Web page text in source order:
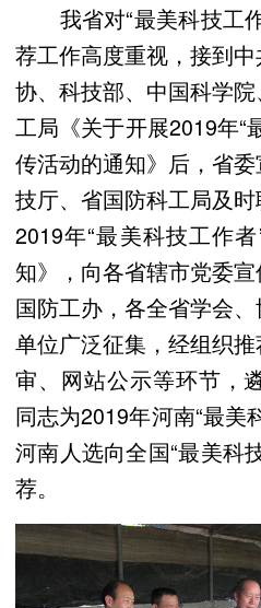
我省对“最美科技工
荐工作高度重视，接到
协、科技部、中国科学
工局《关于开展2019年“
传活动的通知》后，省
技厅、省国防科工局及
2019年“最美科技工作
知》，向各省辖市党委宣
国防工办，各全省学会
单位广泛征集，经组织
审、网站公示等环节，
同志为2019年河南“最美
河南人选向全国“最美科
荐。